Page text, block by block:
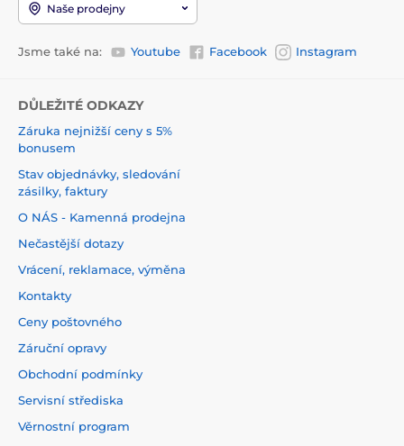
Naše prodejny
Jsme také na: Youtube Facebook Instagram
DŮLEŽITÉ ODKAZY
Záruka nejnižší ceny s 5%
bonusem
Stav objednávky, sledování
zásilky, faktury
O NÁS - Kamenná prodejna
Nečastější dotazy
Vrácení, reklamace, výměna
Kontakty
Ceny poštovného
Záruční opravy
Obchodní podmínky
Servisní střediska
Věrnostní program